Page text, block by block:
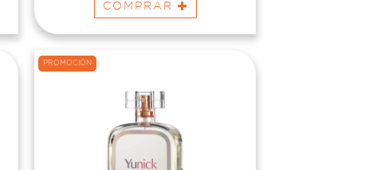
COMPRAR
PROMOCIÓN